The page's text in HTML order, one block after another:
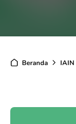
Beranda IAIN